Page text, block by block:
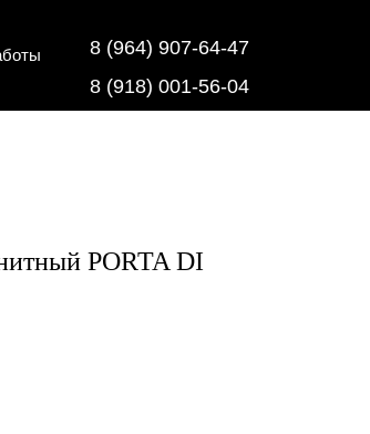
покрытия
8 (918) 001-56-04
8 (964) 907-64-47
PORTA DI